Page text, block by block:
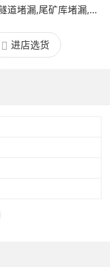
地下室堵漏,污水池堵漏,隧道堵漏,尾矿库堵漏,防水堵漏,廊道堵漏,伸缩缝堵漏,涵洞堵漏,电梯井堵漏,管道堵漏,地下车库堵漏
进店选货